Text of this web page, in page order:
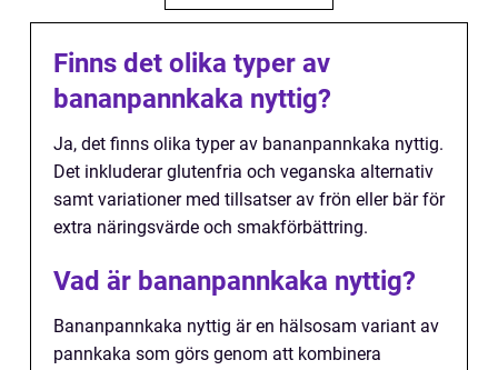
Finns det olika typer av
bananpannkaka nyttig?
Ja, det finns olika typer av bananpannkaka nyttig.
Det inkluderar glutenfria och veganska alternativ
samt variationer med tillsatser av frön eller bär för
extra näringsvärde och smakförbättring.
Vad är bananpannkaka nyttig?
Bananpannkaka nyttig är en hälsosam variant av
pannkaka som görs genom att kombinera